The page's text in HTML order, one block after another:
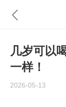
几岁可以
一样！
2026-05-13